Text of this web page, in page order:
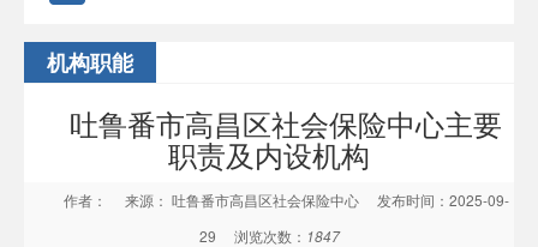
机构职能
吐鲁番市高昌区社会保险中心主要
职责及内设机构
作者： 来源： 吐鲁番市高昌区社会保险中心
发布时间：2025-09-
29
浏览次数： 1847